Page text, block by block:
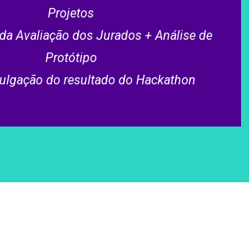
Projetos
Avaliação dos Jurados + Análise de
Protótipo
do resultado do Hackathon